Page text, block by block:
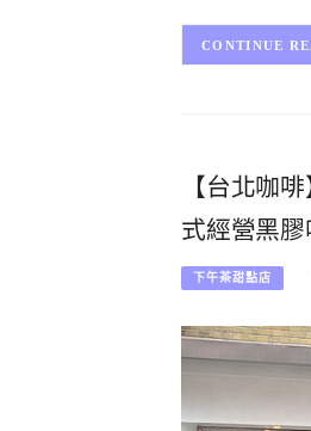
CONTINUE
【台北咖
式經營黑膠
下午茶甜點店